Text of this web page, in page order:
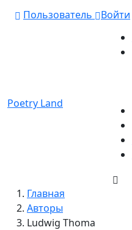
Пользователь Войти
Poetry Land
Главная
Авторы
Ludwig Thoma